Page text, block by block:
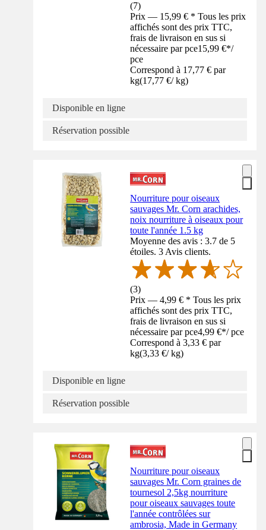
(7)
Prix — 15,99 € * Tous les prix
affichés sont des prix TTC,
frais de livraison en sus si
nécessaire par pce15,99 €*/
pce
Correspond à 17,77 € par
kg(17,77 €/ kg)
Disponible en ligne
Réservation possible
Nourriture pour oiseaux
sauvages Mr. Corn arachides,
noix nourriture à oiseaux pour
toute l'année 1.5 kg
Moyenne des avis : 3.7 de 5
étoiles. 3 Avis clients.
(3)
Prix — 4,99 € * Tous les prix
affichés sont des prix TTC,
frais de livraison en sus si
nécessaire par pce4,99 €*/ pce
Correspond à 3,33 € par
kg(3,33 €/ kg)
Disponible en ligne
Réservation possible
Nourriture pour oiseaux
sauvages Mr. Corn graines de
tournesol 2,5kg nourriture
pour oiseaux sauvages toute
l'année contrôlées sur
ambrosia, Made in Germany